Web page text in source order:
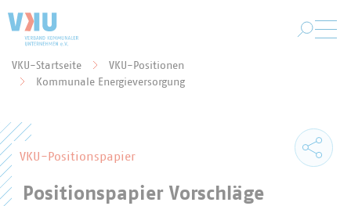
Sie befinden sich hier:
VKU-Startseite
VKU-Positionen
Kommunale Energieversorgung
VKU-Positionspapier
Positionspapier Vorschläge